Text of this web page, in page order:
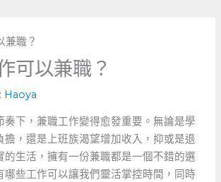
可以兼職？
Haoya
奏下，兼職工作變得愈發重要。無論是學
擔，還是上班族渴望增加收入，抑或是退
的生活，擁有一份兼職都是一個不錯的選
哪些工作可以讓我們靈活掌控時間，同時